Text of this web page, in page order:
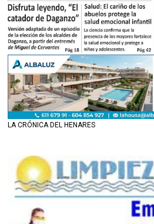
LA CRÓNICA DEL HENARES